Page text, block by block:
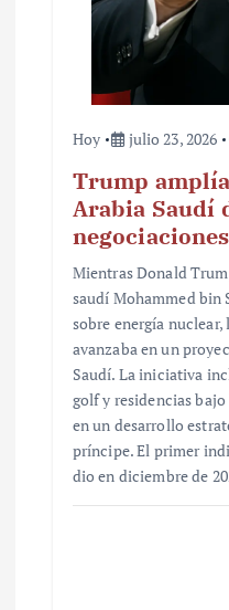
Hoy julio 23, 2026
Trump
Arabia Saudí
Mientras Donald
saudí Mohammed bin
sobre energía
avanzaba en un
Saudí. La iniciativa
golf y residencias
en un desarrollo
príncipe. El primer
dio en diciembre de